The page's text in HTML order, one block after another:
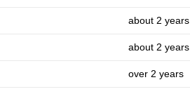
about 2 years
about 2 years
over 2 years